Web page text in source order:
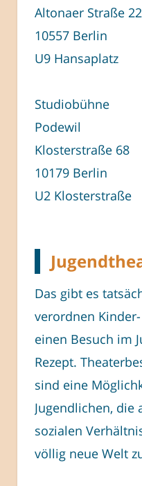
Altonaer Straße 22
10557 Berlin
U9 Hansaplatz
Studiobühne
Podewil
Klosterstraße 68
10179 Berlin
U2 Klosterstraße
Das gibt es
verordnen
einen Besuch im
Rezept.
sind eine
Jugendlichen, die
sozialen
völlig neue Welt